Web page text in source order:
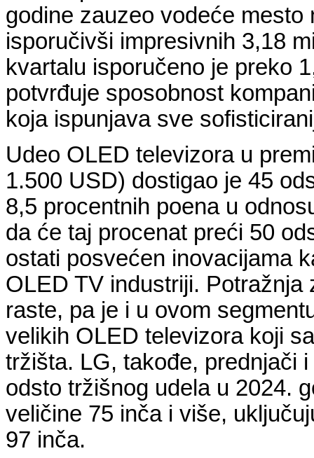
godine zauzeo vodeće
isporučivši impresivnih 3,18
kvartalu isporučeno je preko
potvrđuje sposobnost
koja ispunjava sve
Udeo OLED televizora u
1.500 USD) dostigao je 45
8,5 procentnih poena u
da će taj procenat preći 50
ostati posvećen inovacijama
OLED TV industriji.
raste, pa je i u ovom
velikih OLED televizora koji
tržišta. LG, takođe, prednjači
odsto tržišnog udela u 2024.
veličine 75 inča i više,
97 inča.